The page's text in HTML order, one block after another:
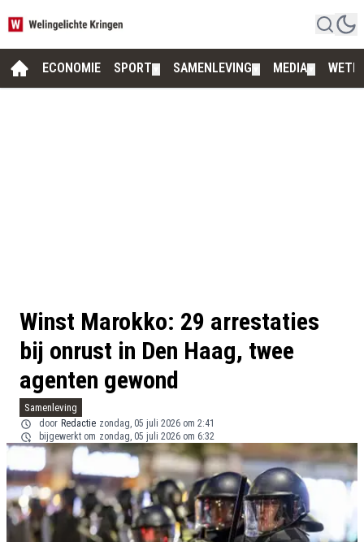
ECONOMIE SPORT SAMENLEVING MEDIA
Winst Marokko: 29 arrestaties
bij onrust in Den Haag, twee
agenten gewond
Samenleving
door Redactie zondag, 05 juli 2026 om 2:41
bijgewerkt om zondag, 05 juli 2026 om 6:32